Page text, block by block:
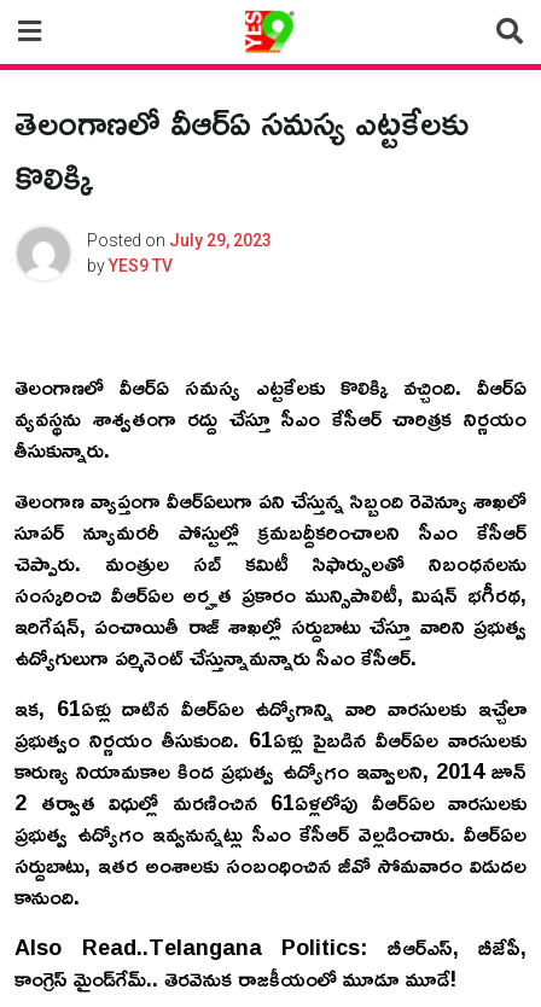
content
తెలంగాణలో వీఆర్ఏ సమస్య ఎట్టకేలకు
కొలిక్కి
Posted on July 29, 2023
byYES9 TV
తెలంగాణలో వీఆర్ఏ సమస్య ఎట్టకేలకు కొలిక్కి వచ్చింది. వీఆర్ఏ
వ్యవస్థను శాశ్వతంగా రద్దు చేస్తూ సీఎం కేసీఆర్ చారిత్రక నిర్ణయం
తీసుకున్నారు.
తెలంగాణ వ్యాప్తంగా వీఆర్ఏలుగా పని చేస్తున్న సిబ్బంది రెవెన్యూ శాఖలో
సూపర్ న్యూమరరీ పోస్టుల్లో క్రమబద్దీకరించాలని సీఎం కేసీఆర్
చెప్పారు. మంత్రుల సబ్ కమిటీ సిఫార్సులతో నిబంధనలను
సంస్కరించి వీఆర్ఏల అర్హత ప్రకారం మున్సిపాలిటీ, మిషన్ భగీరథ,
ఇరిగేషన్, పంచాయితీ రాజ్ శాఖల్లో సర్దుబాటు చేస్తూ వారిని ప్రభుత్వ
ఉద్యోగులుగా పర్మినెంట్ చేస్తున్నామన్నారు సీఎం కేసీఆర్.
ఇక, 61ఏళ్లు దాటిన వీఆర్ఏల ఉద్యోగాన్ని వారి వారసులకు ఇచ్చేలా
ప్రభుత్వం నిర్ణయం తీసుకుంది. 61ఏళ్లు పైబడిన వీఆర్ఏల వారసులకు
కారుణ్య నియామకాల కింద ప్రభుత్వ ఉద్యోగం ఇవ్వాలని, 2014 జూన్
2 తర్వాత విధుల్లో మరణించిన 61ఏళ్లలోపు వీఆర్ఏల వారసులకు
ప్రభుత్వ ఉద్యోగం ఇవ్వనున్నట్లు సీఎం కేసీఆర్ వెల్లడించారు. వీఆర్ఏల
సర్దుబాటు, ఇతర అంశాలకు సంబంధించిన జీవో సోమవారం విడుదల
కానుంది.
Also Read..Telangana Politics: బీఆర్‌ఎస్, బీజేపీ,
కాంగ్రెస్ మైండ్‌గేమ్‌.. తెరవెనుక రాజకీయంలో మూడూ మూడే!